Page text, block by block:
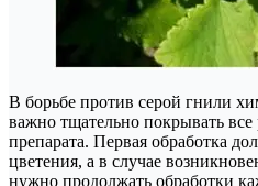
В борьбе против серой гнили
важно тщательно покрывать все
препарата. Первая обработка
цветения, а в случае
нужно продолжать обработки